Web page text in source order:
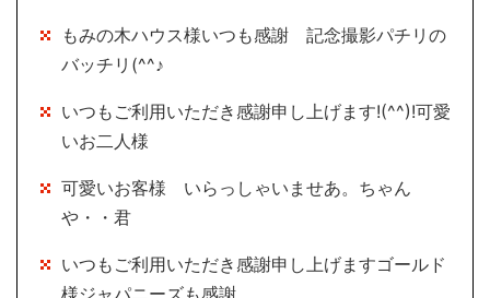
もみの木ハウス様いつも感謝 記念撮影パチリの
バッチリ(^^♪
いつもご利用いただき感謝申し上げます!(^^)!可愛
いお二人様
可愛いお客様 いらっしゃいませあ。ちゃん
や・・君
いつもご利用いただき感謝申し上げますゴールド
様ジャパニーズも感謝